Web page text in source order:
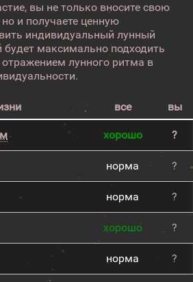
вы не только вносите свою
и получаете ценную
индивидуальный лунный
будет максимально подходить
лунного ритма в
все вы
хорошо ?
норма ?
норма ?
хорошо ?
норма ?